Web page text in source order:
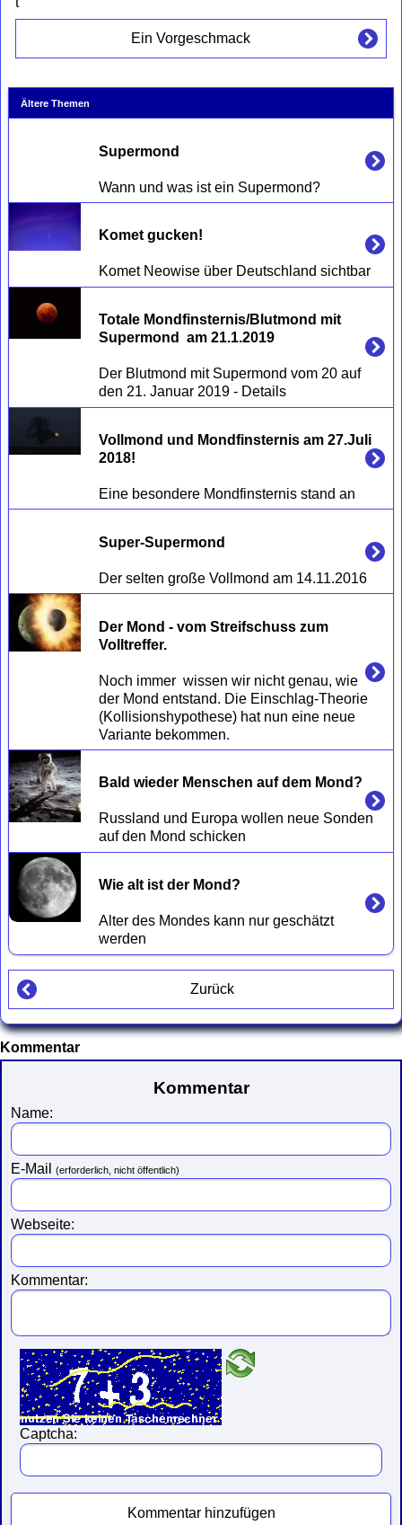
Ein Vorgeschmack
Ältere Themen
Supermond
Komet gucken!
Totale Mondfinsternis/Blutmond mit
Supermond  am 21.1.2019
Der Blutmond mit Supermond vom 20 auf
Vollmond und Mondfinsternis am 27.Juli
2018!
Super-Supermond
Der Mond - vom Streifschuss zum
Volltreffer.
Noch immer  wissen wir nicht genau, wie
der Mond entstand. Die Einschlag-Theorie
(Kollisionshypothese) hat nun eine neue
Bald wieder Menschen auf dem Mond?
Russland und Europa wollen neue Sonden
Wie alt ist der Mond?
Alter des Mondes kann nur geschätzt
Zurück
Kommentar
Kommentar
Name:
E-Mail (erforderlich, nicht öffentlich)
Webseite:
Kommentar:
Captcha:
Kommentar hinzufügen